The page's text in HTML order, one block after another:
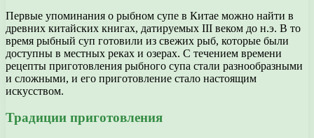
Первые упоминания о рыбном супе в Китае можно найти в
древних китайских книгах, датируемых III веком до н.э. В то
время рыбный суп готовили из свежих рыб, которые были
доступны в местных реках и озерах. С течением времени
рецепты приготовления рыбного супа стали разнообразными
и сложными, и его приготовление стало настоящим
искусством.
Традиции приготовления